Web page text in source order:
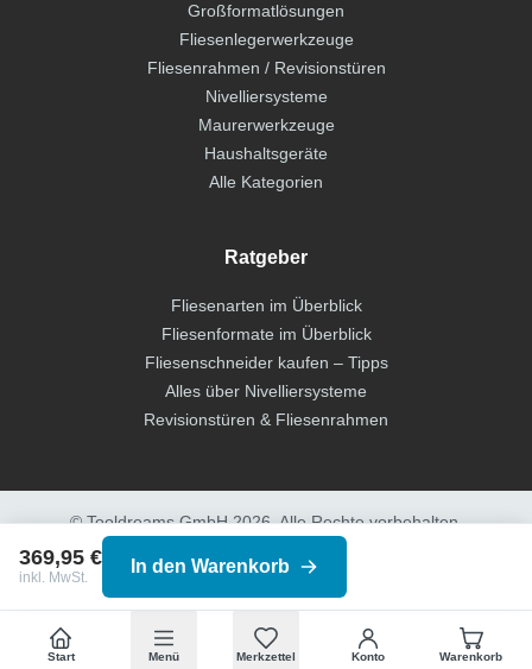
369,95 €
inkl. MwSt.
In den Warenkorb
Großformatlösungen
Fliesenlegerwerkzeuge
Fliesenrahmen / Revisionstüren
Nivelliersysteme
Maurerwerkzeuge
Haushaltsgeräte
Alle Kategorien
Ratgeber
Fliesenarten im Überblick
Fliesenformate im Überblick
Fliesenschneider kaufen – Tipps
Alles über Nivelliersysteme
Revisionstüren & Fliesenrahmen
© Tooldreams GmbH 2026. Alle Rechte vorbehalten.
Cookies
PayPal Klarna Shop Pay
Start Menü Merkzettel Konto Warenkorb